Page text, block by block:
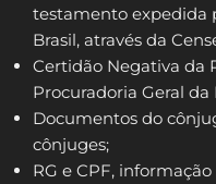
testamento expedida
Brasil, através da
Certidão Negativa da
Procuradoria Geral
Documentos do
cônjuges;
RG e CPF,